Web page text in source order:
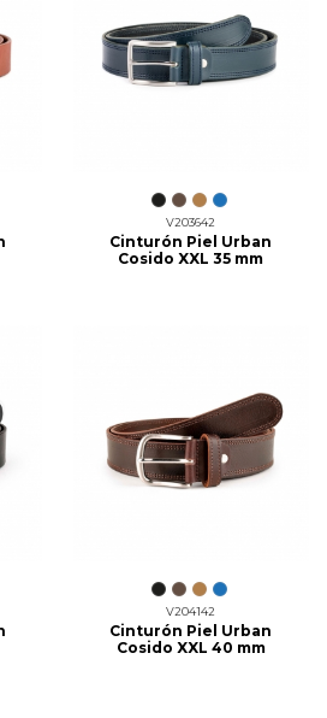
V203642
Cinturón Piel Urban
Cosido XXL 35 mm
V204142
Cinturón Piel Urban
Cosido XXL 40 mm